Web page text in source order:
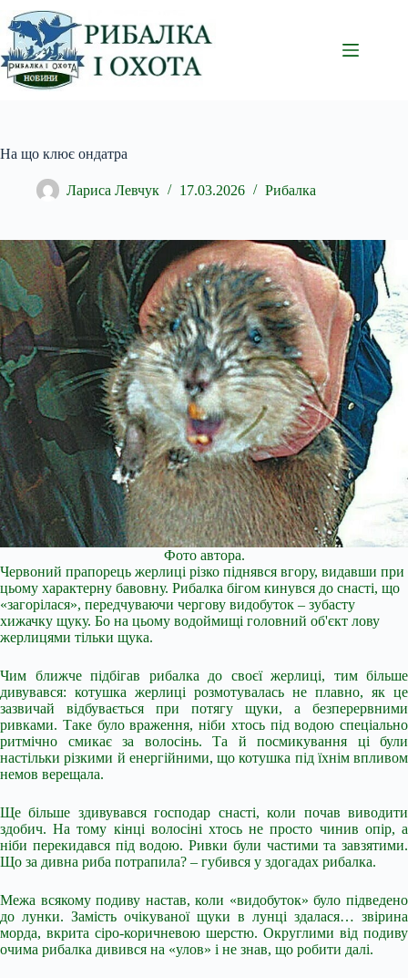
Перейти
до
вмісту
На що клює ондатра
Лариса Левчук 17.03.2026 Рибалка
Фото автора.
Червоний прапорець жерлиці різко піднявся вгору, видавши при
цьому характерну бавовну. Рибалка бігом кинувся до снасті, що
«загорілася», передчуваючи чергову видобуток – зубасту
хижачку щуку. Бо на цьому водоймищі головний об'єкт лову
жерлицями тільки щука.
Чим ближче підбігав рибалка до своєї жерлиці, тим більше
дивувався: котушка жерлиці розмотувалась не плавно, як це
зазвичай відбувається при потягу щуки, а безперервними
ривками. Таке було враження, ніби хтось під водою спеціально
ритмічно смикає за волосінь. Та й посмикування ці були
настільки різкими й енергійними, що котушка під їхнім впливом
немов верещала.
Ще більше здивувався господар снасті, коли почав виводити
здобич. На тому кінці волосіні хтось не просто чинив опір, а
ніби перекидався під водою. Ривки були частими та завзятими.
Що за дивна риба потрапила? – губився у здогадах рибалка.
Межа всякому подиву настав, коли «видобуток» було підведено
до лунки. Замість очікуваної щуки в лунці здалася… звірина
морда, вкрита сіро-коричневою шерстю. Округлими від подиву
очима рибалка дивився на «улов» і не знав, що робити далі.